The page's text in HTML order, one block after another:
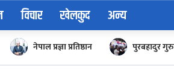
विचार खेलकुद अन्य
नेपाल प्रज्ञा प्रतिष्ठान पुरबहादुर